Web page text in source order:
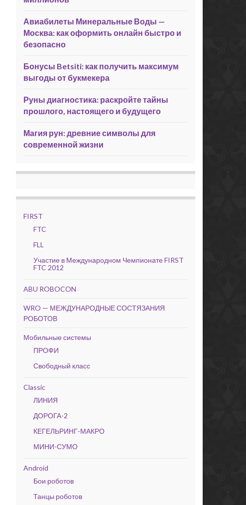
Авиабилеты Минеральные Воды —
Москва: как оформить онлайн быстро и
безопасно
Бонусы Betsiti: как получить максимум
выгоды от букмекера
Руны диагностика: раскройте тайны
прошлого, настоящего и будущего
Магия рун: древние символы для
современной жизни
FIRST
FTC
FLL
Участие в Международном Чемпионате FIRST
FTC 2012
ABU ROBOCON
WRO — МЕЖДУНАРОДНЫЕ СОСТЯЗАНИЯ
РОБОТОВ
Мобильные системы
ПРОФИ
Свободный класс
Classic
ЛИНИЯ
ДОРОГА-2
КЕГЕЛЬРИНГ-МАКРО
МИНИ-СУМО
Android
Бои роботов
Танцы роботов